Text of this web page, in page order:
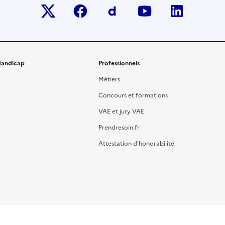
Twitter-x facebook Dailymotion
youtube
Professionnels
Métiers
Concours et formations
VAE et jury VAE
Prendresoin.fr
Attestation d'honorabilité